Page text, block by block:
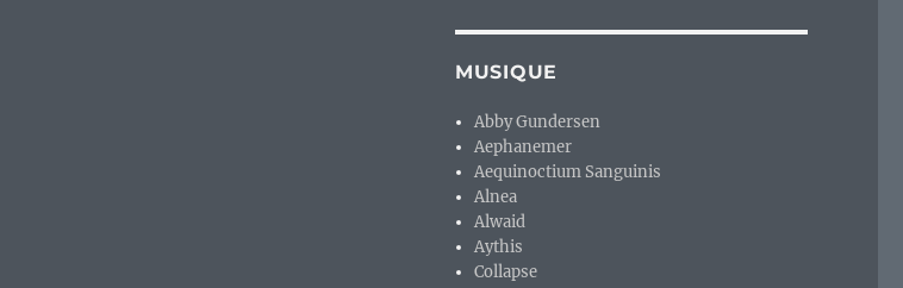
MUSIQUE
Abby Gundersen
Aephanemer
Aequinoctium Sanguinis
Alnea
Alwaid
Aythis
Collapse